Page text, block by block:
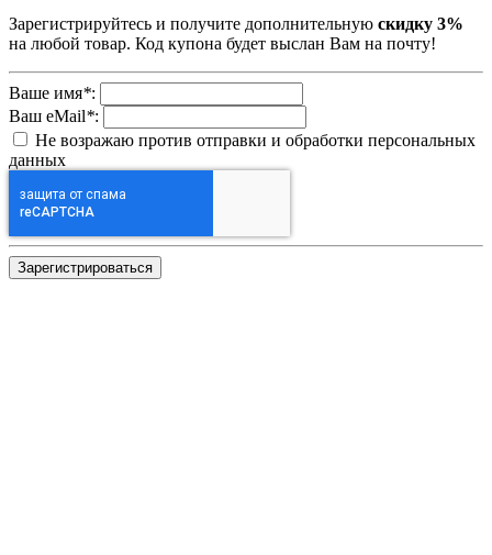
Зарегистрируйтесь и получите дополнительную скидку 3%
на любой товар. Код купона будет выслан Вам на почту!
Ваше имя*:
Ваш eMail*:
Не возражаю против отправки и обработки персональных
данных